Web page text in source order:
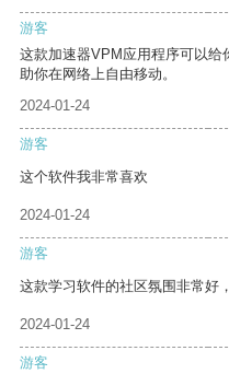
游客
这款加速器VPM应用程序可以
助你在网络上自由移动。
2024-01-24
游客
这个软件我非常喜欢
2024-01-24
游客
这款学习软件的社区氛围非常好
2024-01-24
游客